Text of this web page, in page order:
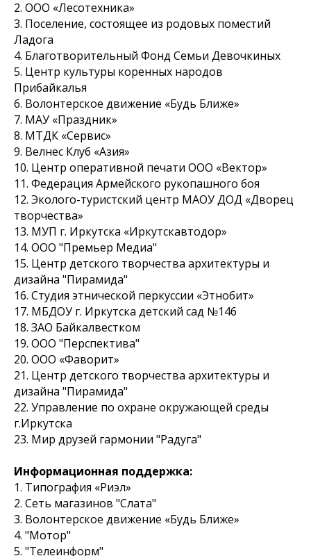
2. ООО «Лесотехника»
3. Поселение, состоящее из родовых поместий
Ладога
4. Благотворительный Фонд Семьи Девочкиных
5. Центр культуры коренных народов
Прибайкалья
6. Волонтерское движение «Будь Ближе»
7. МАУ «Праздник»
8. МТДК «Сервис»
9. Велнес Клуб «Азия»
10. Центр оперативной печати ООО «Вектор»
11. Федерация Армейского рукопашного боя
12. Эколого-туристский центр МАОУ ДОД «Дворец
творчества»
13. МУП г. Иркутска «Иркутскавтодор»
14. ООО "Премьер Медиа"
15. Центр детского творчества архитектуры и
дизайна "Пирамида"
16. Студия этнической перкуссии «Этнобит»
17. МБДОУ г. Иркутска детский сад №146
18. ЗАО Байкалвестком
19. ООО "Перспектива"
20. ООО «Фаворит»
21. Центр детского творчества архитектуры и
дизайна "Пирамида"
22. Управление по охране окружающей среды
г.Иркутска
23. Мир друзей гармонии "Радуга"
Информационная поддержка:
1. Типография «Риэл»
2. Сеть магазинов "Слата"
3. Волонтерское движение «Будь Ближе»
4. "Мотор"
5. "Телеинформ"